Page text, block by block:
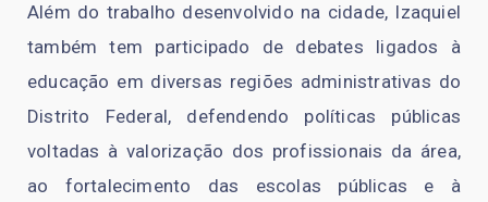
Além do trabalho desenvolvido na cidade, Izaquiel
também tem participado de debates ligados à
educação em diversas regiões administrativas do
Distrito Federal, defendendo políticas públicas
voltadas à valorização dos profissionais da área,
ao fortalecimento das escolas públicas e à